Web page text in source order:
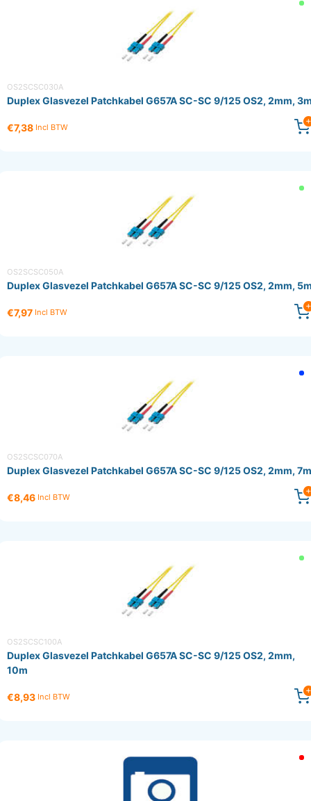
OS2SCSC030A
Duplex Glasvezel Patchkabel G657A SC-SC 9/125 OS2, 2mm,
€7,38 Incl BTW
OS2SCSC050A
Duplex Glasvezel Patchkabel G657A SC-SC 9/125 OS2, 2mm,
€7,97 Incl BTW
OS2SCSC070A
Duplex Glasvezel Patchkabel G657A SC-SC 9/125 OS2, 2mm, 7m
€8,46 Incl BTW
OS2SCSC100A
Duplex Glasvezel Patchkabel G657A SC-SC 9/125 OS2, 2mm,
10m
€8,93 Incl BTW